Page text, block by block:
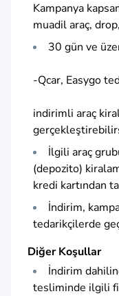
Kampanya
muadil araç,
30 gün ve
-Qcar, Easygo
indirimli araç
İlgili araç
(depozito)
kredi kartından
İndirim,
tedarikçilerde
Diğer Koşullar
İndirim
tesliminde ilgili